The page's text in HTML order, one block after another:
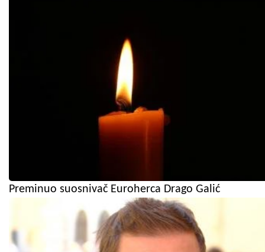
Preminuo suosnivač Euroherca Drago Galić